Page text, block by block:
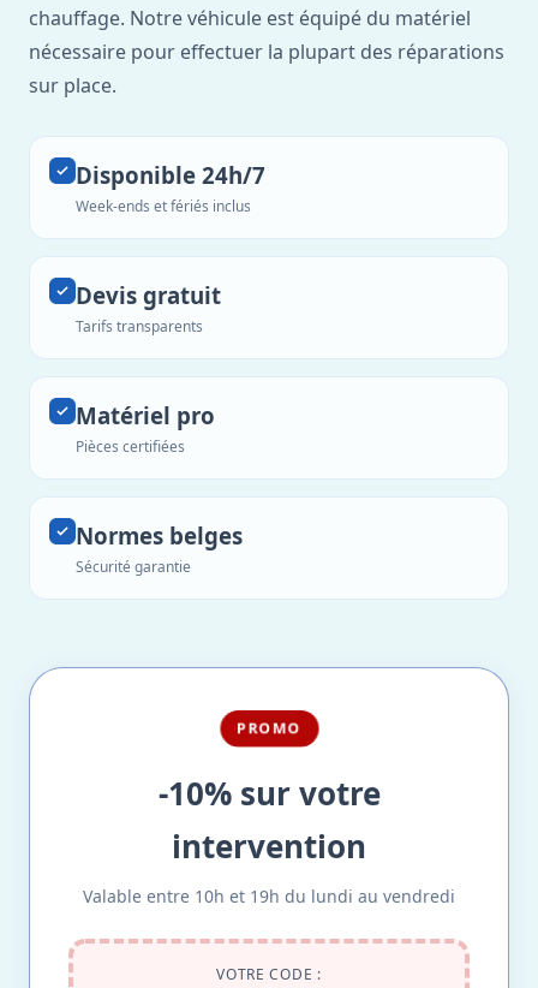
chauffage. Notre véhicule est équipé du matériel
nécessaire pour effectuer la plupart des réparations
sur place.
Disponible 24h/7
Week-ends et fériés inclus
Devis gratuit
Tarifs transparents
Matériel pro
Pièces certifiées
Normes belges
Sécurité garantie
PROMO
-10% sur votre
intervention
Valable entre 10h et 19h du lundi au vendredi
VOTRE CODE :